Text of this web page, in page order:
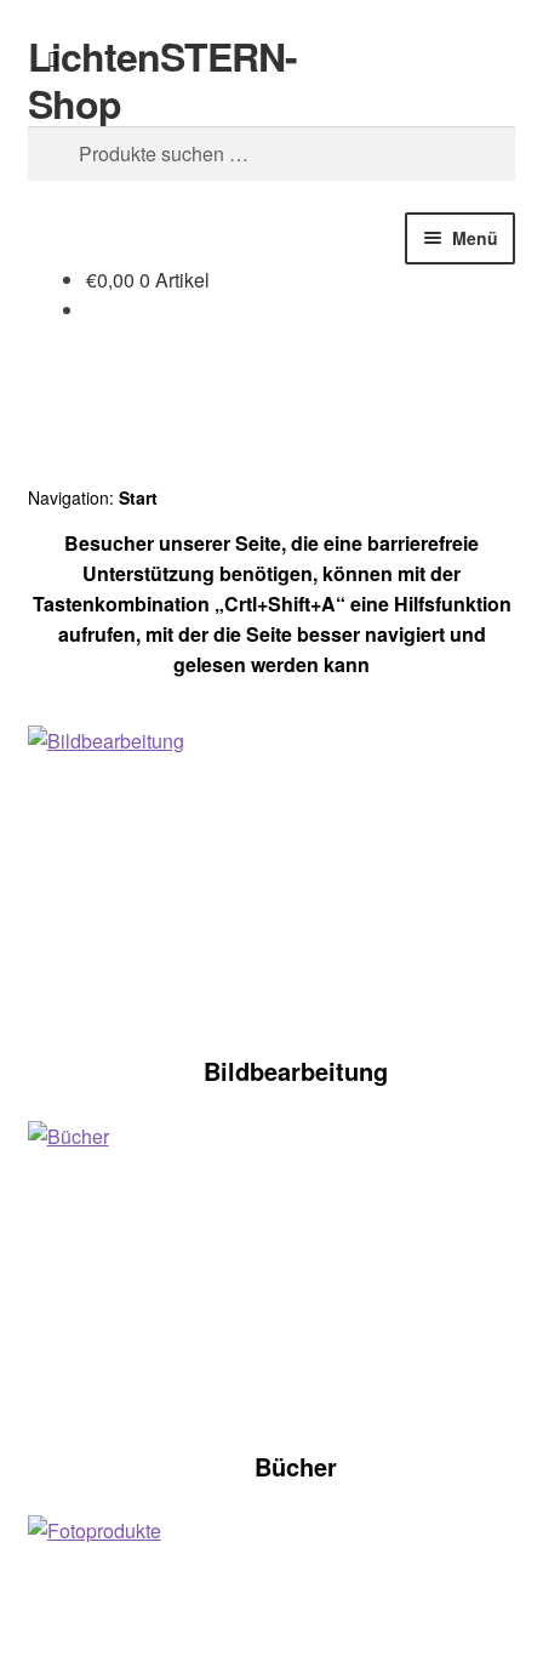
Zur
Navigation
springen
Zum
Inhalt
springen
LichtenSTERN-
Shop
Suchen
Suchen
Menü
€0,00 0 Artikel
Navigation: Start
Besucher unserer Seite, die eine barrierefreie
Unterstützung benötigen, können mit der
Tastenkombination „Crtl+Shift+A“ eine Hilfsfunktion
aufrufen, mit der die Seite besser navigiert und
gelesen werden kann
Bildbearbeitung
Bücher